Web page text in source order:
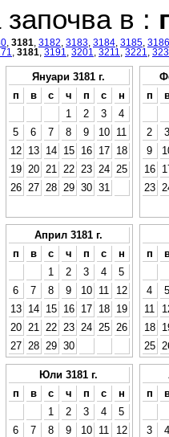
в :
3181 3182 3183 3184 3185 3186
3181 3191 3201 3211 3221
Януари 3181 г.
п
в с ч п с
н
1
2 3
4
5
6 7 8 9 10
11
12
13 14 15 16 17
18
19
20 21 22 23 24
25
26
27 28 29 30 31
п
2
3
9
16
23
Април 3181 г.
п
в с ч п с
н
1
2 3 4
5
6
7 8 9 10 11
12
13
14 15 16 17 18
19
20
21 22 23 24 25
26
27
28 29 30
п
4
5
11
18
25
Юли 3181 г.
п
в с ч п с
н
1
2 3 4
5
6
7 8 9 10 11
12
п
3
4